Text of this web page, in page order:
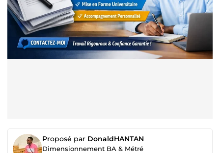
Proposé par DonaldHANTAN
Dimensionnement BA & Métré